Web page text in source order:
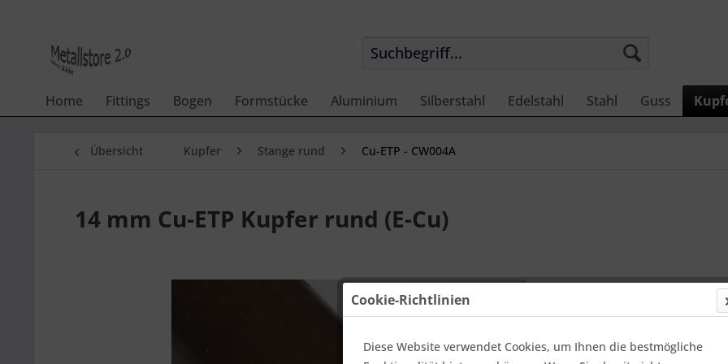
Home Fittings Bogen Formstücke Aluminium Silberstahl Edelstahl Stahl Guss
Übersicht Kupfer Stange rund Cu-ETP - CW004A
14 mm Cu-ETP Kupfer rund (E-Cu)
44,54
1
Online-
Cookie-Richtlinien
Diese Website verwendet Cookies, um Ihnen die bestmögliche